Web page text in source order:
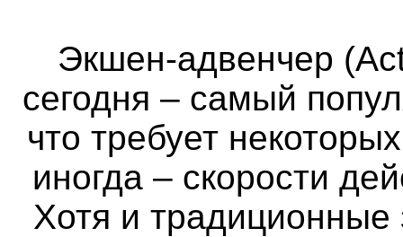
Экшен-адвенчер
сегодня – самый
что требует
иногда – скорости
Хотя и традиционные